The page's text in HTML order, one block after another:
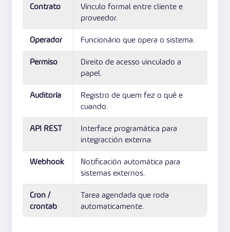
Contrato
Vínculo formal entre cliente e
proveedor.
Operador Funcionário que opera o sistema.
Permiso
Direito de acesso vinculado a
papel.
Auditoría
Registro de quem fez o quê e
cuando.
API REST
Interface programática para
integracción externa.
Webhook
Notificación automática para
sistemas externos.
Cron /
crontab
Tarea agendada que roda
automaticamente.